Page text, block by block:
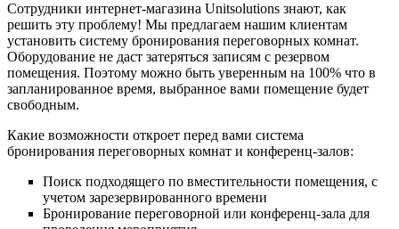
Сотрудники интернет-магазина Unitsolutions знают, как
решить эту проблему! Мы предлагаем нашим клиентам
установить систему бронирования переговорных комнат.
Оборудование не даст затеряться записям с резервом
помещения. Поэтому можно быть уверенным на 100% что в
запланированное время, выбранное вами помещение будет
свободным.
Какие возможности откроет перед вами система
бронирования переговорных комнат и конференц-залов:
Поиск подходящего по вместительности помещения, с
учетом зарезервированного времени
Бронирование переговорной или конференц-зала для